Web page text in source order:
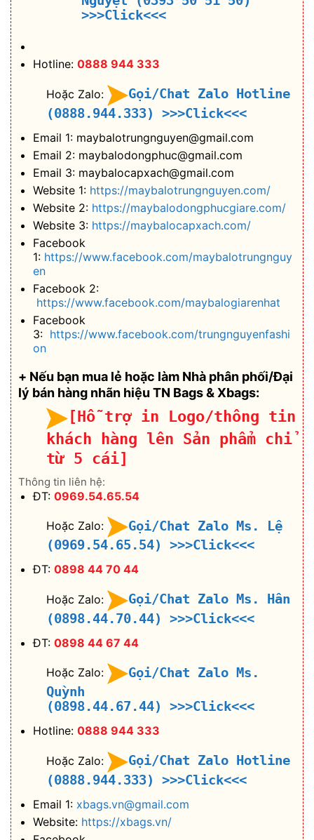
>>>Click<<<
Hotline: 0888 944 333
Hoặc Zalo:
Gọi/Chat Zalo Hotline
(0888.944.333)
>>>Click<<<
Email 1: maybalotrungnguyen@gmail.com
Email 2: maybalodongphuc@gmail.com
Email 3: maybalocapxach@gmail.com
Website 1: https://maybalotrungnguyen.com/
Website 2: https://maybalodongphucgiare.com/
Website 3: https://maybalocapxach.com/
Facebook
1: https://www.facebook.com/maybalotrungnguy
en
Facebook 2:
https://www.facebook.com/maybalogiarenhat
Facebook
3: https://www.facebook.com/trungnguyenfashi
on
+ Nếu bạn mua lẻ hoặc làm Nhà phân phối/Đại
lý bán hàng nhãn hiệu TN Bags & Xbags:
[Hỗ trợ in Logo/thông tin
khách hàng lên Sản phẩm chỉ
từ 5 cái]
Thông tin liên hệ:
ĐT: 0969.54.65.54
Hoặc Zalo:
Gọi/Chat Zalo Ms. Lệ
(0969.54.65.54)
>>>Click<<<
ĐT: 0898 44 70 44
Hoặc Zalo:
Gọi/Chat Zalo Ms. Hân
(0898.44.70.44)
>>>Click<<<
ĐT: 0898 44 67 44
Hoặc Zalo:
Gọi/Chat Zalo Ms.
Quỳnh
(0898.44.67.44)
>>>Click<<<
Hotline: 0888 944 333
Hoặc Zalo:
Gọi/Chat Zalo Hotline
(0888.944.333)
>>>Click<<<
Email 1: xbags.vn@gmail.com
Website: https://xbags.vn/